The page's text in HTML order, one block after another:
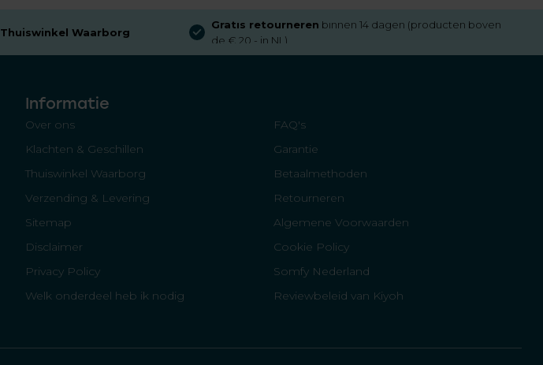
Thuiswinkel Waarborg
Gratis retourneren binnen 14 dagen (producten boven
de € 20,- in NL)
Informatie
Over ons
FAQ's
Klachten & Geschillen
Garantie
Thuiswinkel Waarborg
Betaalmethoden
Verzending & Levering
Retourneren
Sitemap
Algemene Voorwaarden
Disclaimer
Cookie Policy
Privacy Policy
Somfy Nederland
Welk onderdeel heb ik nodig
Reviewbeleid van Kiyoh